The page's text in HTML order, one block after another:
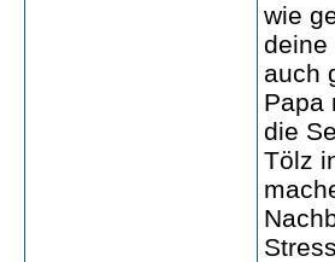
wie
deine
auch
Papa
die
Tölz